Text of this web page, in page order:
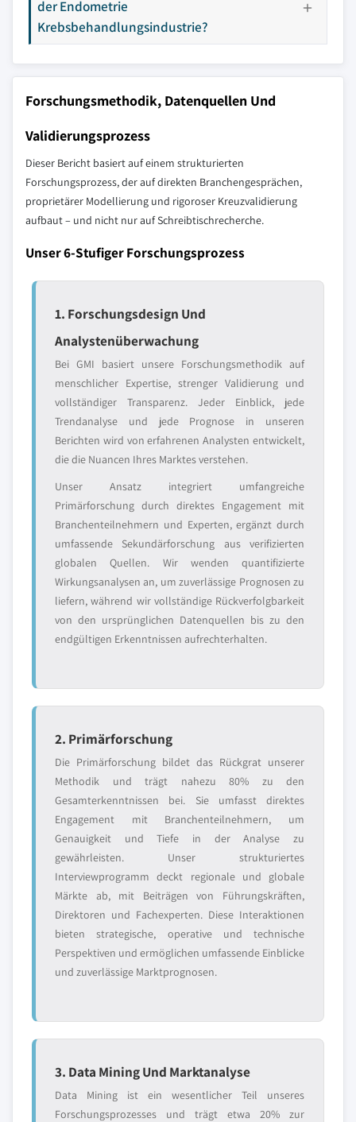
der Endometrie
Krebsbehandlungsindustrie?
Forschungsmethodik, Datenquellen Und
Validierungsprozess
Dieser Bericht basiert auf einem strukturierten
Forschungsprozess, der auf direkten Branchengesprächen,
proprietärer Modellierung und rigoroser Kreuzvalidierung
aufbaut – und nicht nur auf Schreibtischrecherche.
Unser 6-Stufiger Forschungsprozess
1. Forschungsdesign Und
Analystenüberwachung
Bei GMI basiert unsere Forschungsmethodik auf
menschlicher Expertise, strenger Validierung und
vollständiger Transparenz. Jeder Einblick, jede
Trendanalyse und jede Prognose in unseren
Berichten wird von erfahrenen Analysten entwickelt,
die die Nuancen Ihres Marktes verstehen.
Unser Ansatz integriert umfangreiche
Primärforschung durch direktes Engagement mit
Branchenteilnehmern und Experten, ergänzt durch
umfassende Sekundärforschung aus verifizierten
globalen Quellen. Wir wenden quantifizierte
Wirkungsanalysen an, um zuverlässige Prognosen zu
liefern, während wir vollständige Rückverfolgbarkeit
von den ursprünglichen Datenquellen bis zu den
endgültigen Erkenntnissen aufrechterhalten.
2. Primärforschung
Die Primärforschung bildet das Rückgrat unserer
Methodik und trägt nahezu 80% zu den
Gesamterkenntnissen bei. Sie umfasst direktes
Engagement mit Branchenteilnehmern, um
Genauigkeit und Tiefe in der Analyse zu
gewährleisten. Unser strukturiertes
Interviewprogramm deckt regionale und globale
Märkte ab, mit Beiträgen von Führungskräften,
Direktoren und Fachexperten. Diese Interaktionen
bieten strategische, operative und technische
Perspektiven und ermöglichen umfassende Einblicke
und zuverlässige Marktprognosen.
3. Data Mining Und Marktanalyse
Data Mining ist ein wesentlicher Teil unseres
Forschungsprozesses und trägt etwa 20% zur